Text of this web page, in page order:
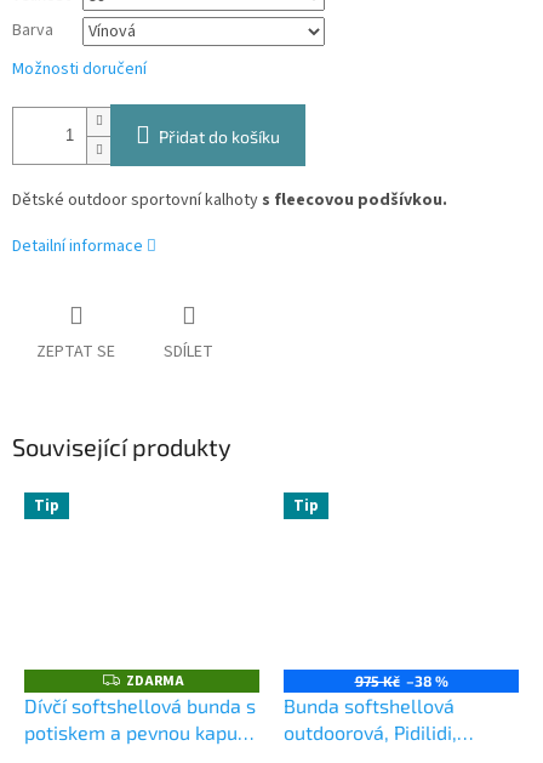
Barva
Možnosti doručení
Přidat do košíku
Dětské outdoor sportovní kalhoty s fleecovou podšívkou.
Detailní informace
ZEPTAT SE SDÍLET
Související produkty
Tip
Z
D
A
R
M
ZDARMA
Dívčí softshellová bunda s
potiskem a pevnou kapucí,
Tip
975 Kč –38 %
Bunda softshellová
outdoorová, Pidilidi,